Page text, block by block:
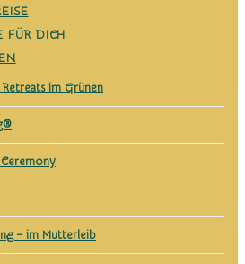
FÜR DICH
im Grünen
– im Mutterleib